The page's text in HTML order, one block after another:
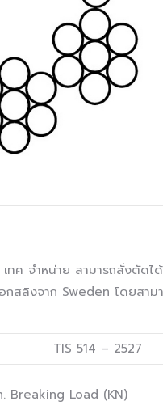
ค จำหน่าย สามารถสั่งตัด
สลิงจาก Sweden โดยสาม
TIS 514 – 2527
Breaking Load (KN)